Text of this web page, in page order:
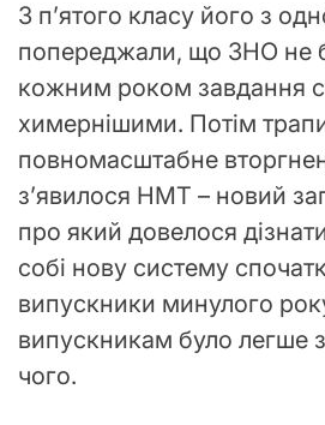
З п’ятого класу його з
попереджали, що ЗНО не
кожним роком завдання
химернішими. Потім
повномасштабне
з’явилося НМТ – новий
про який довелося
собі нову систему
випускники минулого
випускникам було легше
чого.